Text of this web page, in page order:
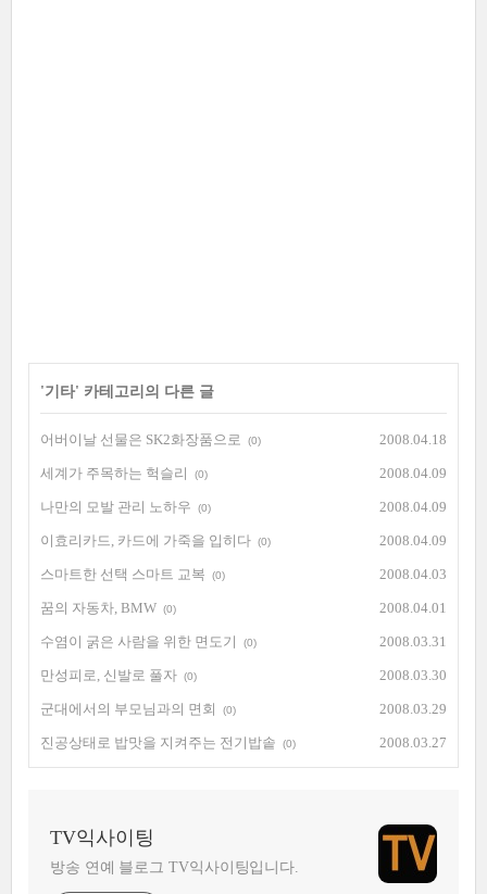
'기타' 카테고리의 다른 글
어버이날 선물은 SK2화장품으로 (0) 2008.04.18
세계가 주목하는 헉슬리 (0) 2008.04.09
나만의 모발 관리 노하우 (0) 2008.04.09
이효리카드, 카드에 가죽을 입히다 (0) 2008.04.09
스마트한 선택 스마트 교복 (0) 2008.04.03
꿈의 자동차, BMW (0) 2008.04.01
수염이 굵은 사람을 위한 면도기 (0) 2008.03.31
만성피로, 신발로 풀자 (0) 2008.03.30
군대에서의 부모님과의 면회 (0) 2008.03.29
진공상태로 밥맛을 지켜주는 전기밥솥 (0) 2008.03.27
TV익사이팅
방송 연예 블로그 TV익사이팅입니다.